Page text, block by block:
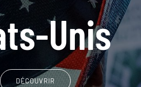
Unis
DÉCOUVRIR